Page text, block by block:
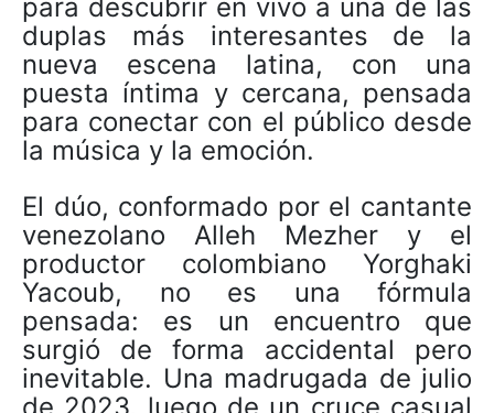
para descubrir en vivo a una de las
duplas más interesantes de la
nueva escena latina, con una
puesta íntima y cercana, pensada
para conectar con el público desde
la música y la emoción.
El dúo, conformado por el cantante
venezolano Alleh Mezher y el
productor colombiano Yorghaki
Yacoub, no es una fórmula
pensada: es un encuentro que
surgió de forma accidental pero
inevitable. Una madrugada de julio
de 2023, luego de un cruce casual